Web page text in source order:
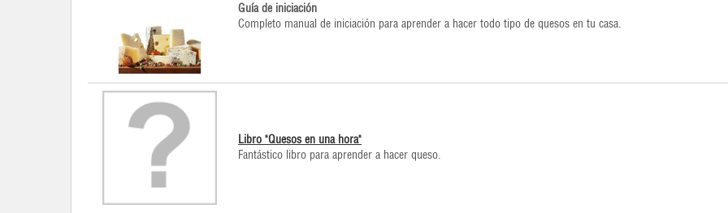
Guía de iniciación
Completo manual de iniciación para aprender a hacer todo tipo de quesos en tu casa.
Libro "Quesos en una hora"
Fantástico libro para aprender a hacer queso.